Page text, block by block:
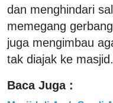
dan menghindari
memegang
juga mengimbau
tak diajak ke masjid.
Baca Juga :